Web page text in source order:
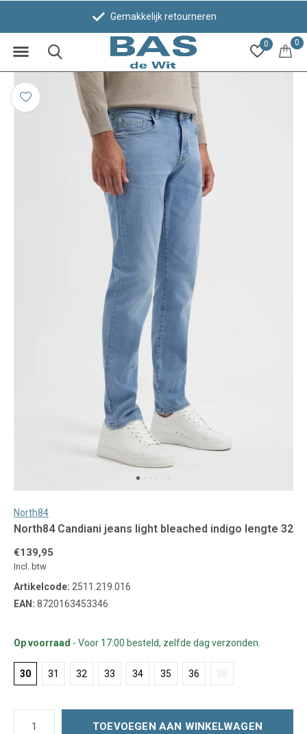
0 0
Gemakkelijk retourneren
North84
North84 Candiani jeans light bleached indigo lengte 32
€139,95
Incl. btw
Artikelcode: 2511.219.016
EAN: 8720163453346
Op voorraad - Voor 17:00 besteld, zelfde dag verzonden.
30 31 32 33 34 35 36 38
TOEVOEGEN AAN WINKELWAGEN